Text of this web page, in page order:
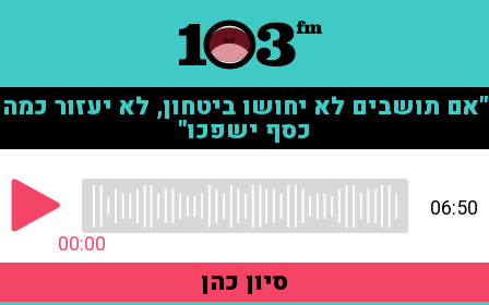
"אם תושבים לא יחושו ביטחון, לא יעזור כמה
כסף ישפכו"
00:00
06:50
סיון כהן